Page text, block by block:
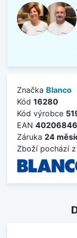
Značka Blanco
Kód 16280
Kód výrobce
EAN
Záruka 24
Zboží pochází